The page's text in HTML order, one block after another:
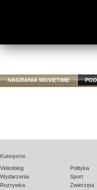
NAGRANIA MOVIETIME
Kategorie
Videoblog
Wydarzenia
Rozrywka
Polityka
Sport
Zwierzęta